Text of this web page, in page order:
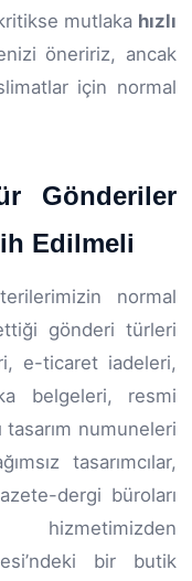
mutlaka hızlı
öneririz, ancak
için normal
Gönderiler
Edilmeli
normal
gönderi türleri
e-ticaret iadeleri,
belgeleri, resmi
tasarım numuneleri
tasarımcılar,
dergi büroları
bir butik